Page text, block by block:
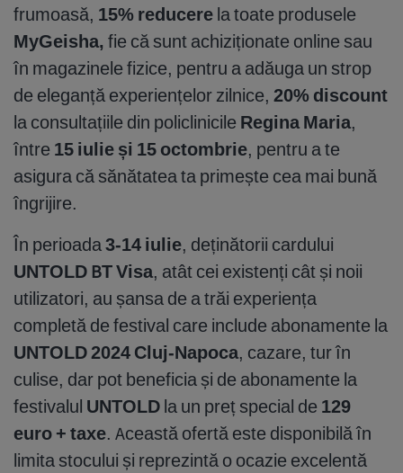
frumoasă, 15% reducere la toate produsele
MyGeisha, fie că sunt achiziționate online sau
în magazinele fizice, pentru a adăuga un strop
de eleganță experiențelor zilnice, 20% discount
la consultațiile din policlinicile Regina Maria,
între 15 iulie și 15 octombrie, pentru a te
asigura că sănătatea ta primește cea mai bună
îngrijire.
În perioada3-14 iulie, deținătorii cardului
UNTOLD BT Visa, atât cei existenți cât și noii
utilizatori, au șansa de a trăi experiența
completă de festival care include abonamente la
UNTOLD 2024 Cluj-Napoca, cazare, tur în
culise, dar pot beneficia și de abonamente la
festivalul UNTOLD la un preț special de 129
euro + taxe. Această ofertă este disponibilă în
limita stocului și reprezintă o ocazie excelentă